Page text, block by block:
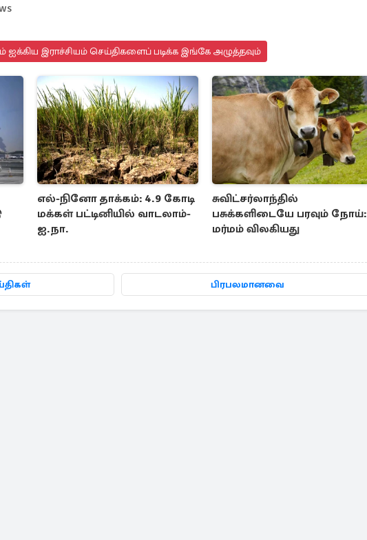
ஐக்கிய இராச்சியம் செய்திகளைப் படிக்க இங்கே அழுத்தவும்
எல்-நினோ தாக்கம்: 4.9 கோடி
மக்கள் பட்டினியில் வாடலாம்-
ஐ.நா.
சுவிட்சர்லாந்தில்
பசுக்களிடையே பரவும் நோய்:
மர்மம் விலகியது
பிரபலமானவை